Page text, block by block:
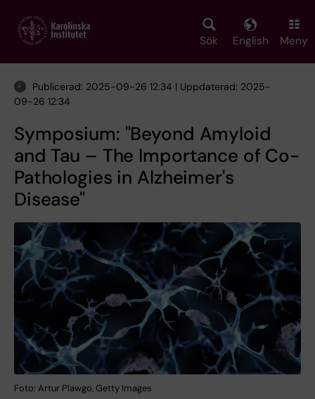
main
Sök English Meny
Publicerad: 2025-09-26 12:34 | Uppdaterad: 2025-
09-26 12:34
Symposium: "Beyond Amyloid
and Tau – The Importance of Co-
Pathologies in Alzheimer's
Disease"
Foto: Artur Plawgo, Getty Images